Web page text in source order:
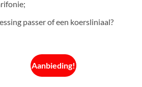
passer of een koersliniaal?
Aanbieding!